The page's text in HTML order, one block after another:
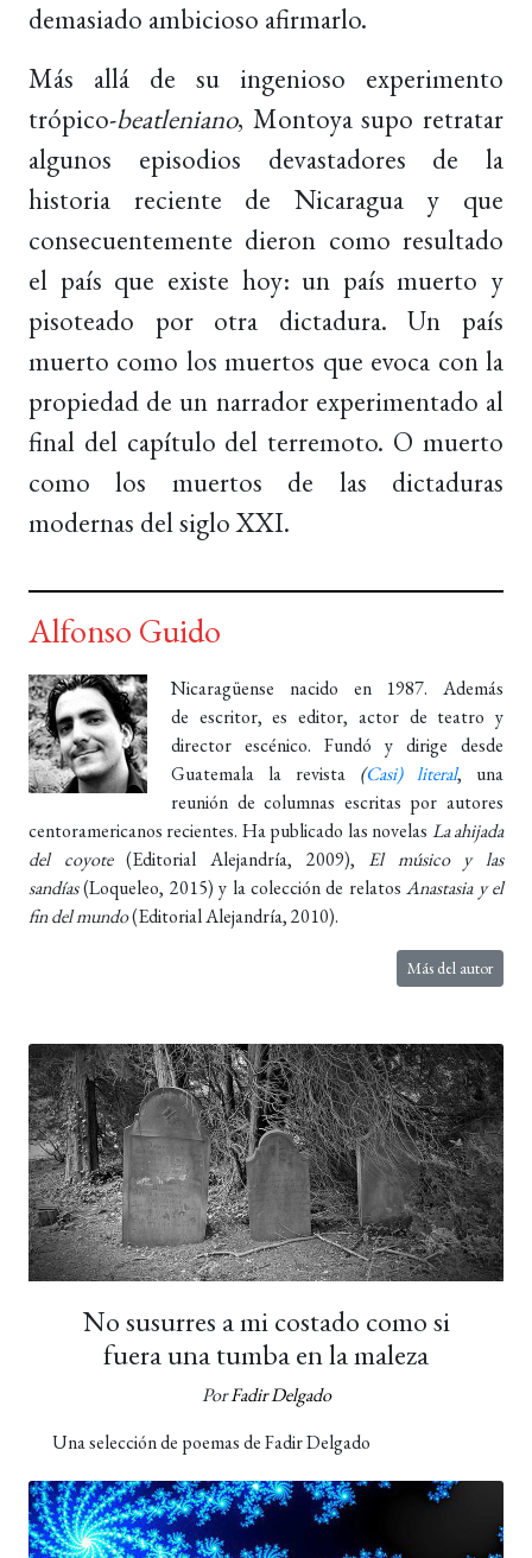
demasiado ambicioso afirmarlo.
Más allá de su ingenioso experimento
trópico-beatleniano, Montoya supo retratar
algunos episodios devastadores de la
historia reciente de Nicaragua y que
consecuentemente dieron como resultado
el país que existe hoy: un país muerto y
pisoteado por otra dictadura. Un país
muerto como los muertos que evoca con la
propiedad de un narrador experimentado al
final del capítulo del terremoto. O muerto
como los muertos de las dictaduras
modernas del siglo XXI.
Alfonso Guido
Nicaragüense nacido en 1987. Además
de escritor, es editor, actor de teatro y
director escénico. Fundó y dirige desde
Guatemala la revista (Casi) literal, una
reunión de columnas escritas por autores
centoramericanos recientes. Ha publicado las novelas La ahijada
del coyote(Editorial Alejandría, 2009), El músico y las
sandías(Loqueleo, 2015) y la colección de relatosAnastasia y el
fin del mundo(Editorial Alejandría, 2010).
Más del autor
No susurres a mi costado como si
fuera una tumba en la maleza
PorFadir Delgado
Una selección de poemas de Fadir Delgado